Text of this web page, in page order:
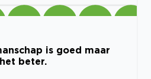
is goed maar
beter.